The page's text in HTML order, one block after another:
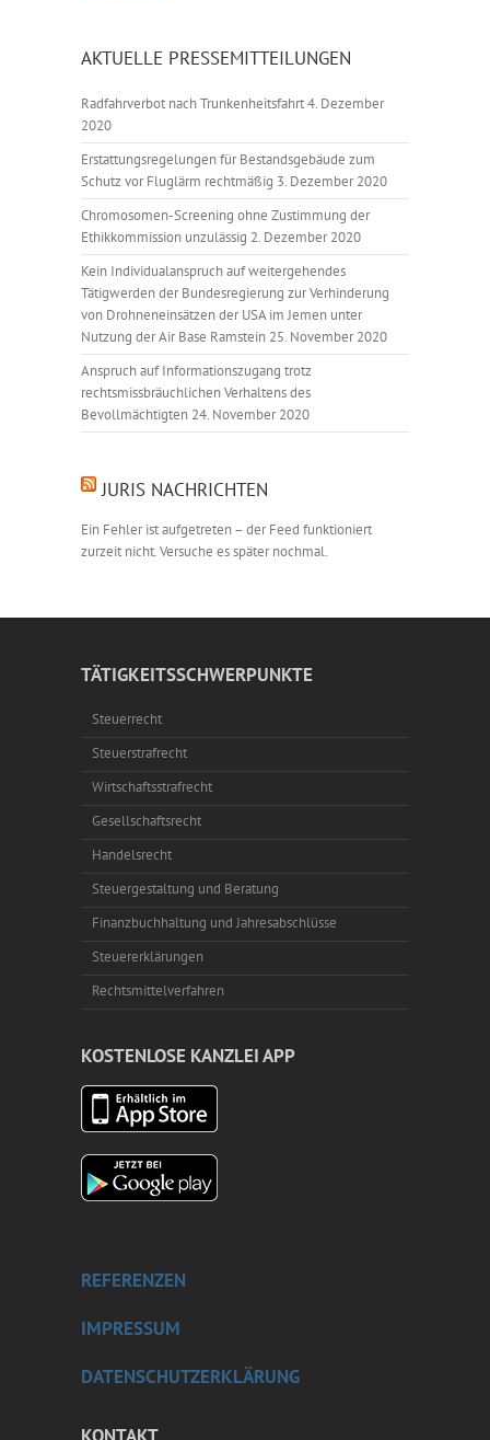
AKTUELLE PRESSEMITTEILUNGEN
Radfahrverbot nach Trunkenheitsfahrt4. Dezember
2020
Erstattungsregelungen für Bestandsgebäude zum
Schutz vor Fluglärm rechtmäßig 3. Dezember 2020
Chromosomen-Screening ohne Zustimmung der
Ethikkommission unzulässig 2. Dezember 2020
Kein Individualanspruch auf weitergehendes
Tätigwerden der Bundesregierung zur Verhinderung
von Drohneneinsätzen der USA im Jemen unter
Nutzung der Air Base Ramstein 25. November 2020
Anspruch auf Informationszugang trotz
rechtsmissbräuchlichen Verhaltens des
Bevollmächtigten 24. November 2020
JURIS NACHRICHTEN
Ein Fehler ist aufgetreten – der Feed funktioniert
zurzeit nicht. Versuche es später nochmal.
TÄTIGKEITSSCHWERPUNKTE
Steuerrecht
Steuerstrafrecht
Wirtschaftsstrafrecht
Gesellschaftsrecht
Handelsrecht
Steuergestaltung und Beratung
Finanzbuchhaltung und Jahresabschlüsse
Steuererklärungen
Rechtsmittelverfahren
KOSTENLOSE KANZLEI APP
REFERENZEN
IMPRESSUM
DATENSCHUTZERKLÄRUNG